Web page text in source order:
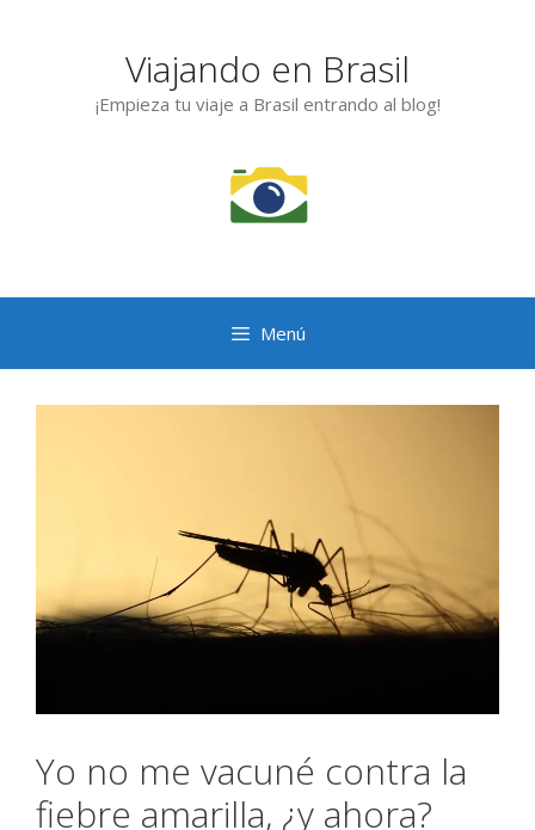
Viajando en Brasil
¡Empieza tu viaje a Brasil entrando al blog!
Menú
Yo no me vacuné contra la
fiebre amarilla, ¿y ahora?